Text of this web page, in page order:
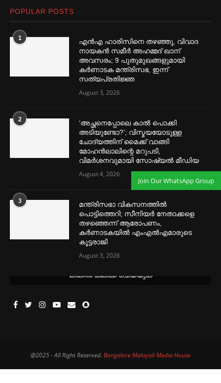
POPULAR POSTS
1
എൻഎ ഹാരിസിനെ തഴ‌‍ഞ്ഞു, വിവാദ
നായകൻ സമീര്‍ അഹമ്മദ് ഖാന്
അവസരം; 9 പുതുമുഖങ്ങളുമായി
കര്‍ണാടക മന്ത്രിസഭ, ഇന്ന്
സത്യപ്രതിജ്ഞ
August 3, 2026
2
‘അച്ഛനെപ്പോലെ കാല്‍ പൊക്കി
അടിയുണ്ടോ?’; വിസ്മയയോടുള്ള
ചോദ്യത്തിന് മൈക്ക് വാങ്ങി
മോഹൻലാലിന്റെ മറുപടി,
വിമര്‍ശനവുമായി സോഷ്യല്‍ മീഡിയ
August 4, 2026
3
മന്ത്രിസഭാ വികസനത്തിൽ
പൊട്ടിത്തെറി; സീനിയർ നേതാക്കളെ
തഴഞ്ഞെന്ന് ആരോപണം,
കർണാടകയിൽ എംഎൽഎമാരുടെ
കൂട്ടരാജി
August 3, 2026
ലിങ്കിൽ ക്ലിക്ക് ചെയ്യുക
@2025 - All Right Reserved. Bangalore Malayali Media House
Join Our WhatsApp Group